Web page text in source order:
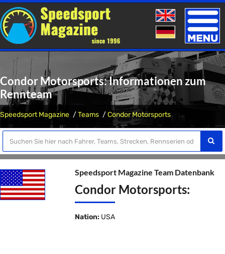
Toggle
Condor Motorsports: Informationen zum
Rennteam
Speedsport Magazine Teams Condor Motorsports
Speedsport Magazine Team Datenbank
Condor Motorsports:
Nation: USA